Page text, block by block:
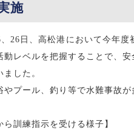
施
、 26 日、高松港において今年
動レベルを把握することで、
した。
プール、釣り等で水難事故が
ら訓練指示を受ける様子】